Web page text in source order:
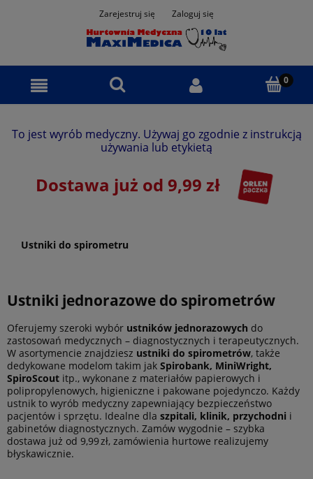
Zarejestruj się Zaloguj się
To jest wyrób medyczny. Używaj go zgodnie z instrukcją
używania lub etykietą
Dostawa już od 9,99 zł
Ustniki do spirometru
Ustniki jednorazowe do spirometrów
Oferujemy szeroki wybór ustników jednorazowych do
zastosowań medycznych – diagnostycznych i terapeutycznych.
W asortymencie znajdziesz ustniki do spirometrów, także
dedykowane modelom takim jak Spirobank, MiniWright,
SpiroScout itp., wykonane z materiałów papierowych i
polipropylenowych, higieniczne i pakowane pojedynczo. Każdy
ustnik to wyrób medyczny zapewniający bezpieczeństwo
pacjentów i sprzętu. Idealne dla szpitali, klinik, przychodni i
gabinetów diagnostycznych. Zamów wygodnie – szybka
dostawa już od 9,99 zł, zamówienia hurtowe realizujemy
błyskawicznie.